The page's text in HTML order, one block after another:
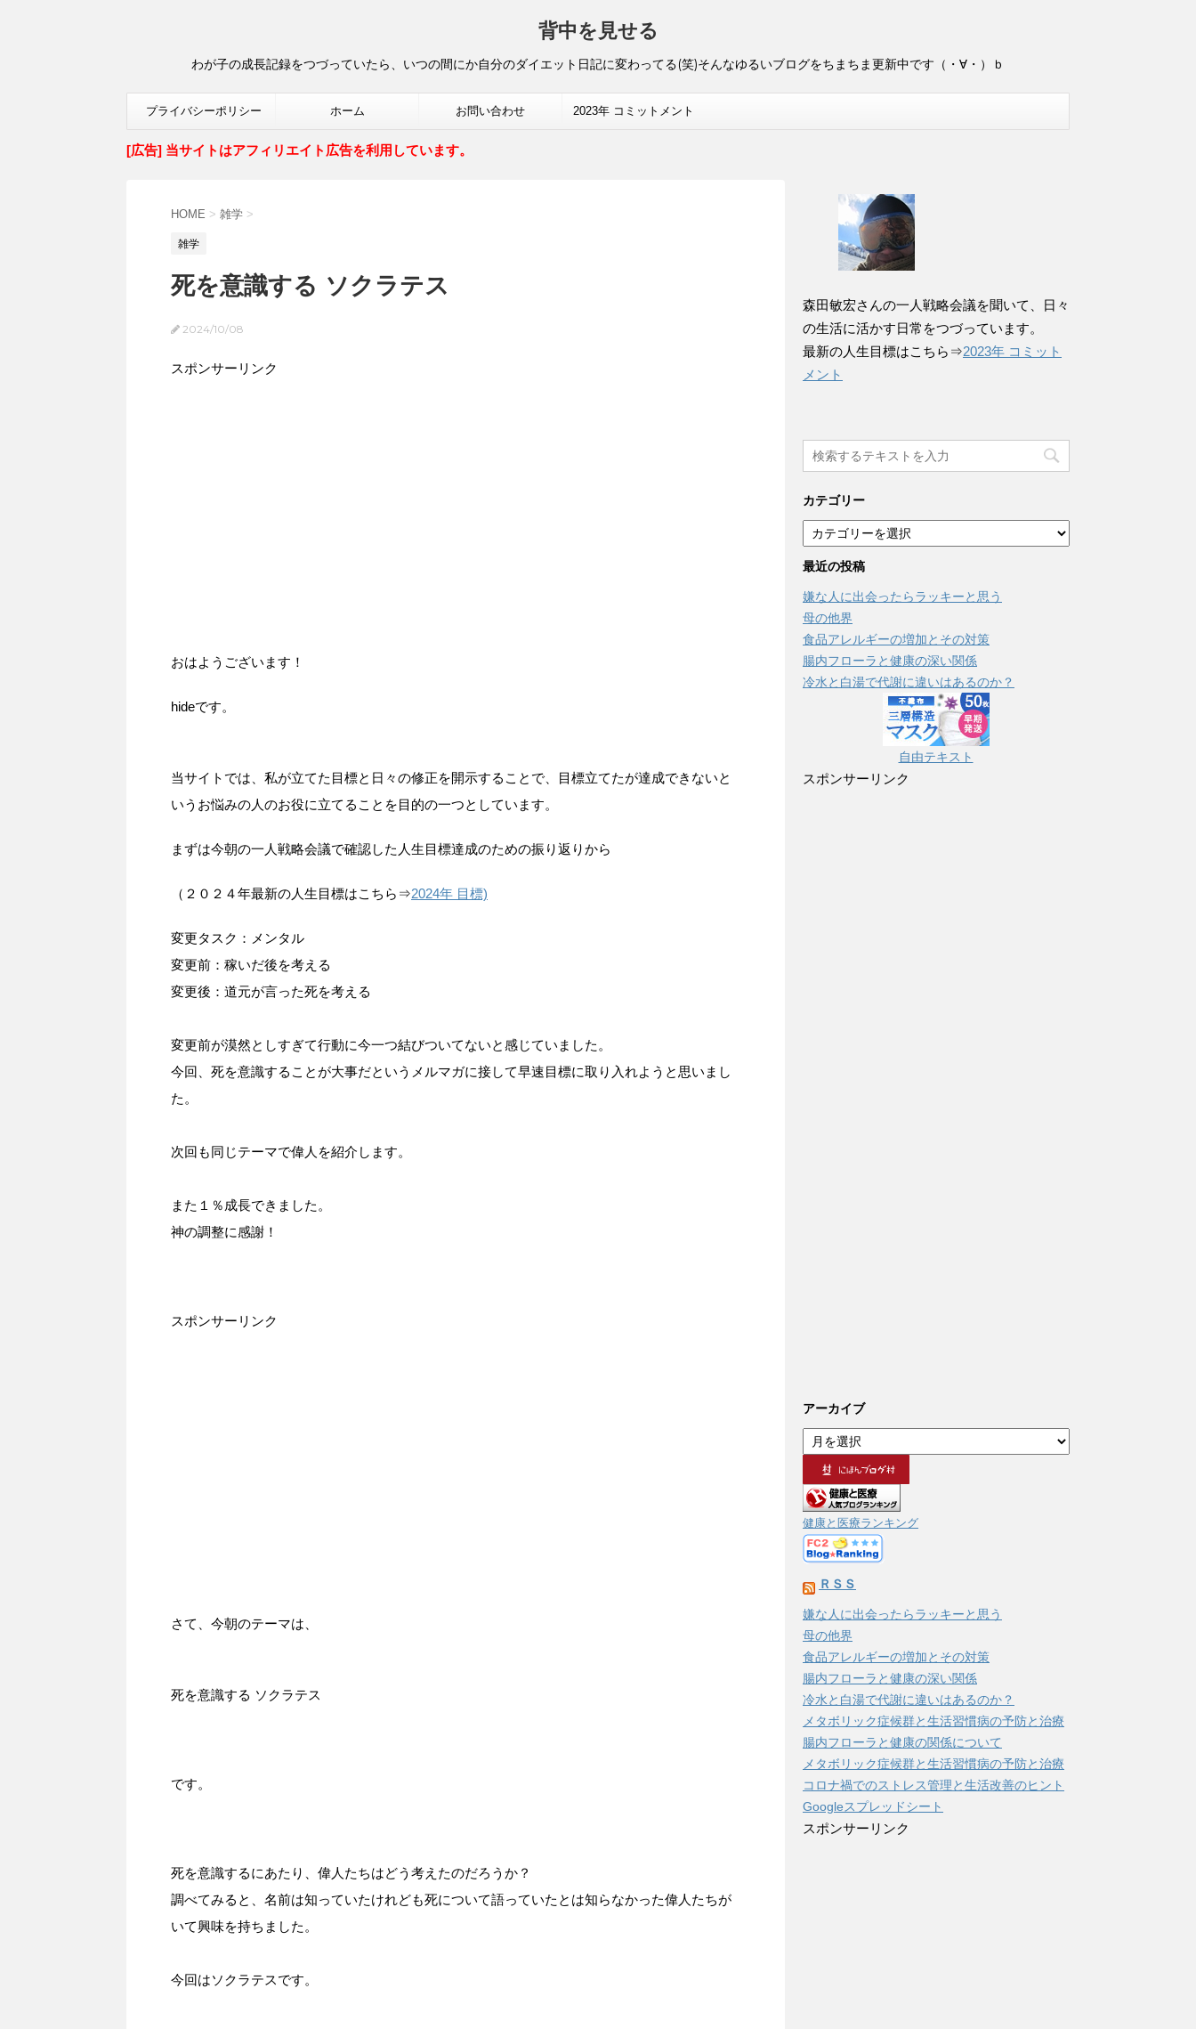
背中を見せる
わが子の成長記録をつづっていたら、いつの間にか自分のダイエット日記に変わってる(笑)そんなゆるいブログをちまちま更新中です（・∀・）ｂ
プライバシーポリシー ホーム お問い合わせ 2023年 コミットメント
[広告] 当サイトはアフィリエイト広告を利用しています。
HOME > 雑学 >
雑学
死を意識する ソクラテス
2024/10/08
スポンサーリンク
おはようございます！
hideです。
当サイトでは、私が立てた目標と日々の修正を開示することで、目標立てたが達成できないと
いうお悩みの人のお役に立てることを目的の一つとしています。
まずは今朝の一人戦略会議で確認した人生目標達成のための振り返りから
（２０２４年最新の人生目標はこちら⇒2024年 目標)
変更タスク：メンタル
変更前：稼いだ後を考える
変更後：道元が言った死を考える
変更前が漠然としすぎて行動に今一つ結びついてないと感じていました。
今回、死を意識することが大事だというメルマガに接して早速目標に取り入れようと思いまし
た。
次回も同じテーマで偉人を紹介します。
また１％成長できました。
神の調整に感謝！
スポンサーリンク
さて、今朝のテーマは、
死を意識する ソクラテス
です。
死を意識するにあたり、偉人たちはどう考えたのだろうか？
調べてみると、名前は知っていたけれども死について語っていたとは知らなかった偉人たちが
いて興味を持ちました。
今回はソクラテスです。
森田敏宏さんの一人戦略会議を聞いて、日々
の生活に活かす日常をつづっています。
最新の人生目標はこちら⇒2023年 コミット
メント
カテゴリー
カ
テ
ゴ
リ
ー
最近の投稿
嫌な人に出会ったらラッキーと思う
母の他界
食品アレルギーの増加とその対策
腸内フローラと健康の深い関係
冷水と白湯で代謝に違いはあるのか？
自由テキスト
スポンサーリンク
アーカイブ
ー
カ
イ
ブ
健康と医療ランキング
ＲＳＳ
嫌な人に出会ったらラッキーと思う
母の他界
食品アレルギーの増加とその対策
腸内フローラと健康の深い関係
冷水と白湯で代謝に違いはあるのか？
メタボリック症候群と生活習慣病の予防と治療
腸内フローラと健康の関係について
メタボリック症候群と生活習慣病の予防と治療
コロナ禍でのストレス管理と生活改善のヒント
Googleスプレッドシート
スポンサーリンク